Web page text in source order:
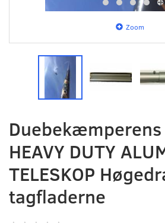
Zoom
HEAVY DUTY
TELESKOP
tagfladerne